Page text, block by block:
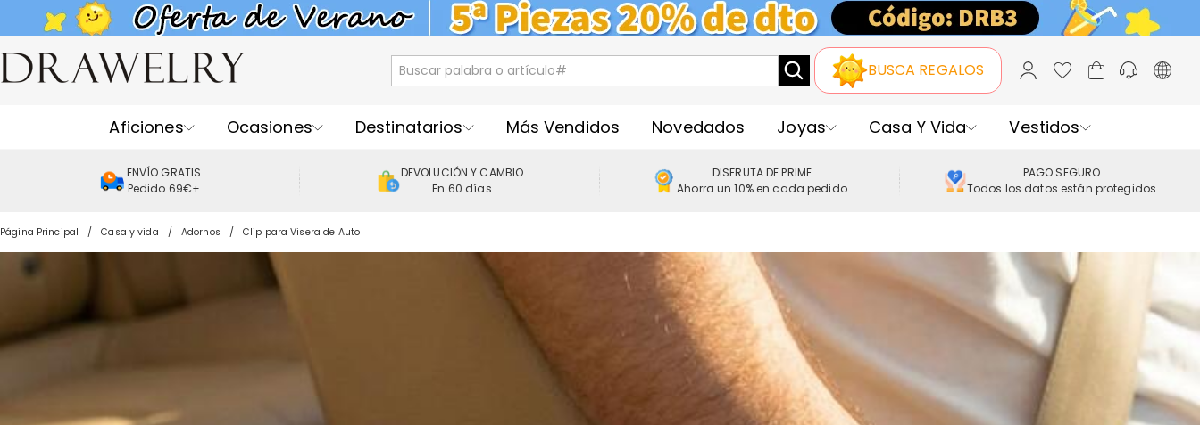
BUSCA REGALOS
Aficiones Ocasiones Destinatarios Más Vendidos Novedados Joyas Casa Y Vida Vestidos
ENVÍO GRATIS
Pedido 69€+
DEVOLUCIÓN Y CAMBIO
En 60 días
DISFRUTA DE PRIME
Ahorra un 10% en cada pedido
PAGO SEGURO
Todos los datos están protegidos
Página Principal Casa y vida Adornos Clip para Visera de Auto